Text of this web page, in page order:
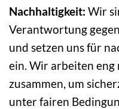
Nachhaltigkeit: Wir
Verantwortung
und setzen uns für
ein. Wir arbeiten
zusammen, um
unter fairen